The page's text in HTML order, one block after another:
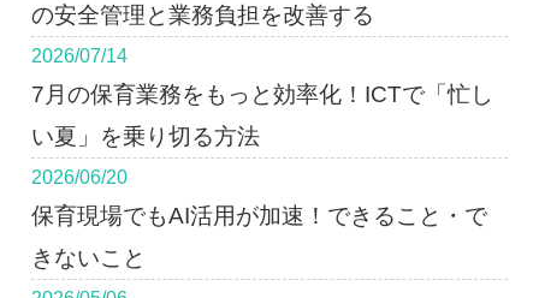
の安全管理と業務負担を改善する
2026/07/14
7月の保育業務をもっと効率化！ICTで「忙し
い夏」を乗り切る方法
2026/06/20
保育現場でもAI活用が加速！できること・で
きないこと